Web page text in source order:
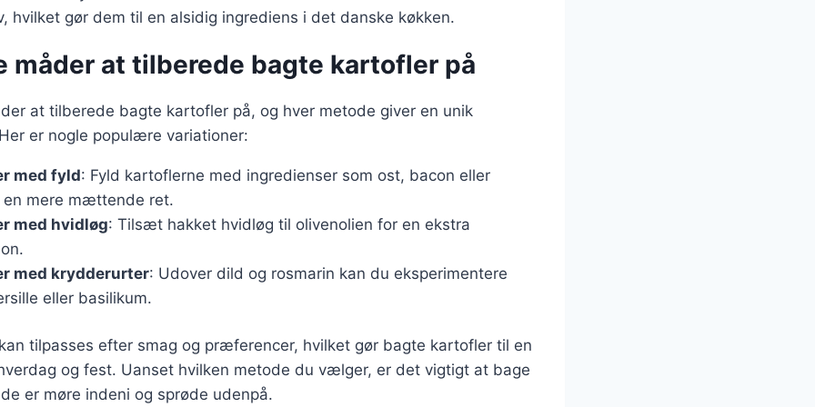
hvilket gør dem til en alsidig ingrediens i det danske køkken.
måder at tilberede bagte kartofler på
at tilberede bagte kartofler på, og hver metode giver en unik
er nogle populære variationer:
med fyld: Fyld kartoflerne med ingredienser som ost, bacon eller
en mere mættende ret.
med hvidløg: Tilsæt hakket hvidløg til olivenolien for en ekstra
med krydderurter: Udover dild og rosmarin kan du eksperimentere
eller basilikum.
tilpasses efter smag og præferencer, hvilket gør bagte kartofler til en
og fest. Uanset hvilken metode du vælger, er det vigtigt at bage
er møre indeni og sprøde udenpå.